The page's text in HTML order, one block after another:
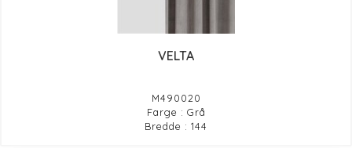
VELTA
M490020
Farge : Grå
Bredde : 144